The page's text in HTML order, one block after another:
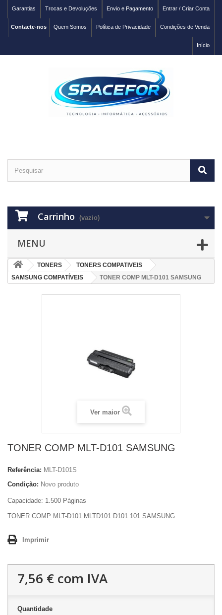
Entrar / Criar Conta
Envio e Pagamento
Trocas e Devoluções
Garantias
Condições de Venda
Política de Privacidade
Quem Somos
Contacte-nos
Início
Carrinho (vazio)
MENU
TONERS
TONERS COMPATIVEIS
SAMSUNG COMPATÍVEIS
TONER COMP MLT-D101 SAMSUNG
Ver maior
TONER COMP MLT-D101 SAMSUNG
Referência: MLT-D101S
Condição: Novo produto
Capacidade: 1.500 Páginas
TONER COMP MLT-D101 MLTD101 D101 101 SAMSUNG
Imprimir
7,56 € com IVA
Quantidade